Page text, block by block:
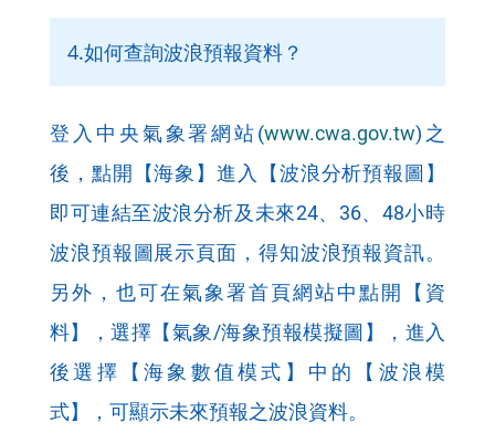
4.如何查詢波浪預報資料？
登入中央氣象署網站(www.cwa.gov.tw)之
後，點開【海象】進入【波浪分析預報圖】
即可連結至波浪分析及未來24、36、48小時
波浪預報圖展示頁面，得知波浪預報資訊。
另外，也可在氣象署首頁網站中點開【資
料】，選擇【氣象/海象預報模擬圖】，進入
後選擇【海象數值模式】中的【波浪模
式】，可顯示未來預報之波浪資料。